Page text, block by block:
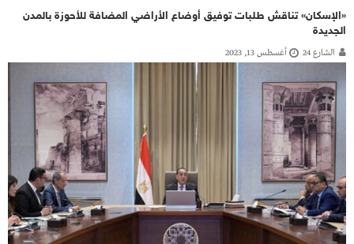
«الإسكان» تناقش طلبات توفيق أوضاع الأراضي المضافة للأحوزة بالمدن
الجديدة
الشارع 24 أغسطس 13, 2023